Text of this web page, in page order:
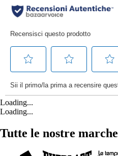
Loading...
Loading...
Tutte le nostre marche